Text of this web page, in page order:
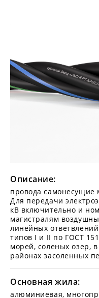
Описание:
провода
Для передачи
кВ включительно и
магистралям
линейных
типов I и II по ГОСТ
морей, соленых озер,
районах засоленных
Основная жила:
алюминиевая,